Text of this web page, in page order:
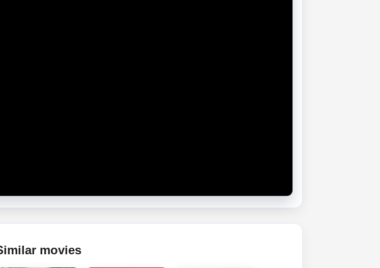
movies